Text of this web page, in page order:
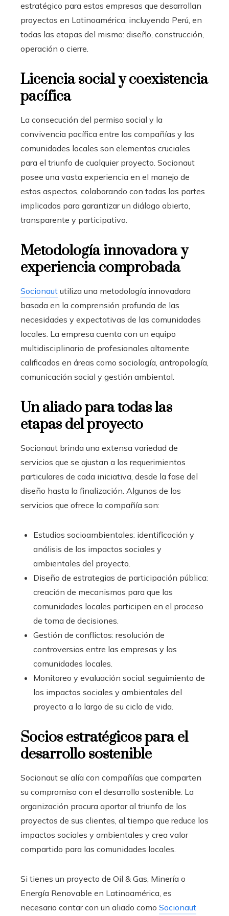
estratégico para estas empresas que desarrollan
proyectos en Latinoamérica, incluyendo Perú, en
todas las etapas del mismo: diseño, construcción,
operación o cierre.
Licencia social y coexistencia
pacífica
La consecución del permiso social y la
convivencia pacífica entre las compañías y las
comunidades locales son elementos cruciales
para el triunfo de cualquier proyecto. Socionaut
posee una vasta experiencia en el manejo de
estos aspectos, colaborando con todas las partes
implicadas para garantizar un diálogo abierto,
transparente y participativo.
Metodología innovadora y
experiencia comprobada
Socionaut utiliza una metodología innovadora
basada en la comprensión profunda de las
necesidades y expectativas de las comunidades
locales. La empresa cuenta con un equipo
multidisciplinario de profesionales altamente
calificados en áreas como sociología, antropología,
comunicación social y gestión ambiental.
Un aliado para todas las
etapas del proyecto
Socionaut brinda una extensa variedad de
servicios que se ajustan a los requerimientos
particulares de cada iniciativa, desde la fase del
diseño hasta la finalización. Algunos de los
servicios que ofrece la compañía son:
Estudios socioambientales: identificación y
análisis de los impactos sociales y
ambientales del proyecto.
Diseño de estrategias de participación pública:
creación de mecanismos para que las
comunidades locales participen en el proceso
de toma de decisiones.
Gestión de conflictos: resolución de
controversias entre las empresas y las
comunidades locales.
Monitoreo y evaluación social: seguimiento de
los impactos sociales y ambientales del
proyecto a lo largo de su ciclo de vida.
Socios estratégicos para el
desarrollo sostenible
Socionaut se alía con compañías que comparten
su compromiso con el desarrollo sostenible. La
organización procura aportar al triunfo de los
proyectos de sus clientes, al tiempo que reduce los
impactos sociales y ambientales y crea valor
compartido para las comunidades locales.
Si tienes un proyecto de Oil & Gas, Minería o
Energía Renovable en Latinoamérica, es
necesario contar con un aliado como Socionaut